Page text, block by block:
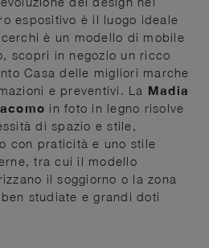
espositivo è il luogo ideale
è un modello di mobile
scopri in negozio un ricco
Casa delle migliori marche
e preventivi. La Madia
in foto in legno risolve
di spazio e stile,
con praticità e uno stile
tra cui il modello
il soggiorno o la zona
studiate e grandi doti